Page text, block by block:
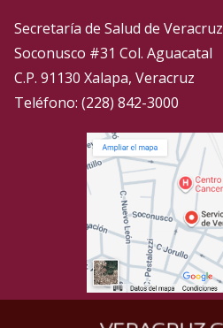
Secretaría de Salud de Veracruz
Soconusco #31 Col. Aguacatal
C.P. 91130 Xalapa, Veracruz
Teléfono: (228) 842-3000